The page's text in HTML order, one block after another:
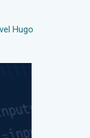
Hugo